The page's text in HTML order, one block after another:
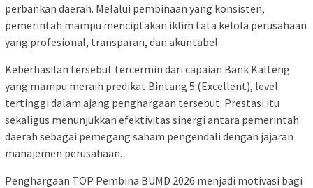
perbankan daerah. Melalui pembinaan yang konsisten,
pemerintah mampu menciptakan iklim tata kelola perusahaan
yang profesional, transparan, dan akuntabel.
Keberhasilan tersebut tercermin dari capaian Bank Kalteng
yang mampu meraih predikat Bintang 5 (Excellent), level
tertinggi dalam ajang penghargaan tersebut. Prestasi itu
sekaligus menunjukkan efektivitas sinergi antara pemerintah
daerah sebagai pemegang saham pengendali dengan jajaran
manajemen perusahaan.
Penghargaan TOP Pembina BUMD 2026 menjadi motivasi bagi